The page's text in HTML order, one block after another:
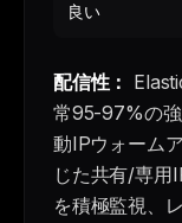
良い
配信性：
常95-97%の強
動IPウォーム
じた共有/専用
を積極監視、